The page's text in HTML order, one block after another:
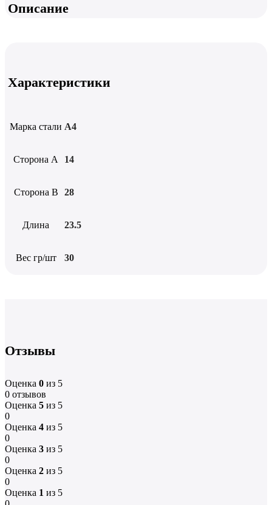
Описание
Характеристики
Марка стали А4
Сторона А 14
Сторона B 28
Длина 23.5
Вес гр/шт 30
Отзывы
Оценка 0 из 5
0 отзывов
Оценка 5 из 5
0
Оценка 4 из 5
0
Оценка 3 из 5
0
Оценка 2 из 5
0
Оценка 1 из 5